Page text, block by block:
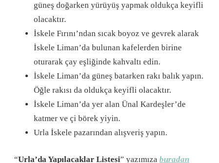
güneş doğarken yürüyüş yapmak oldukça keyifli
olacaktır.
İskele Fırını’ndan sıcak boyoz ve gevrek alarak
İskele Liman’da bulunan kafelerden birine
oturarak çay eşliğinde kahvaltı edin.
İskele Liman’da güneş batarken rakı balık yapın.
Öğle rakısı da oldukça keyifli olacaktır.
İskele Liman’da yer alan Ünal Kardeşler’de
katmer ve çi börek yiyin.
Urla İskele pazarından alışveriş yapın.
“Urla’da Yapılacaklar Listesi” yazımıza buradan